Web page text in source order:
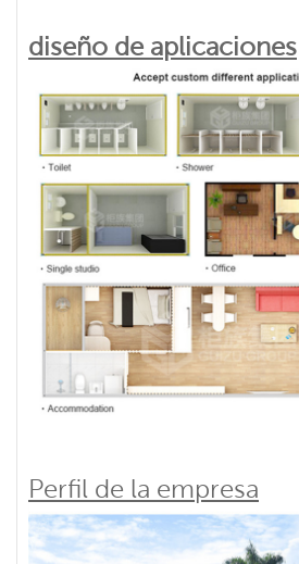
diseño de aplicaciones
Perfil de la empresa